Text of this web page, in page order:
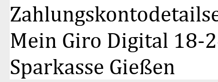
auf
100
Mein Giro Digital 18-
Sparkasse Gießen